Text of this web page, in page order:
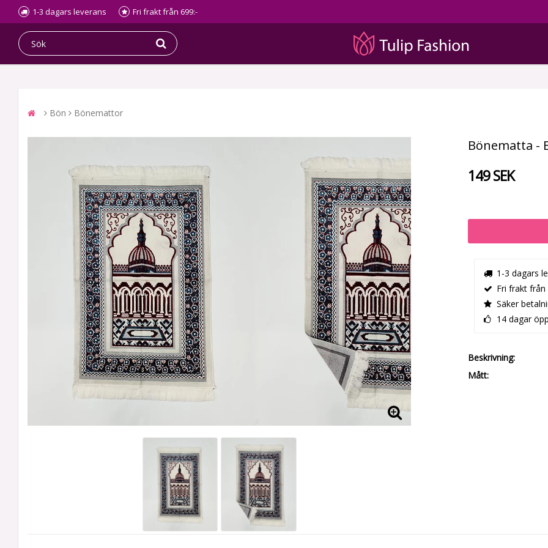
1-3 dagars leverans Fri frakt från 699:-
Bön Bönemattor
Bönematta -
149 SEK
1-3 dagars
Fri frakt från
Säker
14 dagar
Beskrivning
Mått